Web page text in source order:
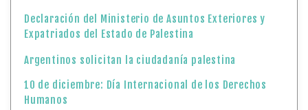
Declaración del Ministerio de Asuntos Exteriores y
Expatriados del Estado de Palestina
Argentinos solicitan la ciudadanía palestina
10 de diciembre: Día Internacional de los Derechos
Humanos